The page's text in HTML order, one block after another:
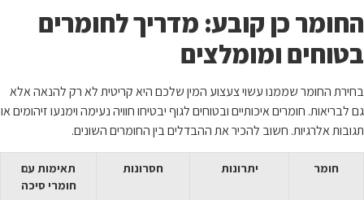
החומר כן קובע: מדריך לחומרים
בטוחים ומומלצים
בחירת החומר שממנו עשוי צעצוע המין שלכם היא קריטית לא רק להנאה אלא
גם לבריאות. חומרים איכותיים ובטוחים לגוף יבטיחו חוויה נעימה וימנעו זיהומים או
תגובות אלרגיות. חשוב להכיר את ההבדלים בין החומרים השונים.
חומר יתרונות חסרונות
תאימות עם
חומרי סיכה